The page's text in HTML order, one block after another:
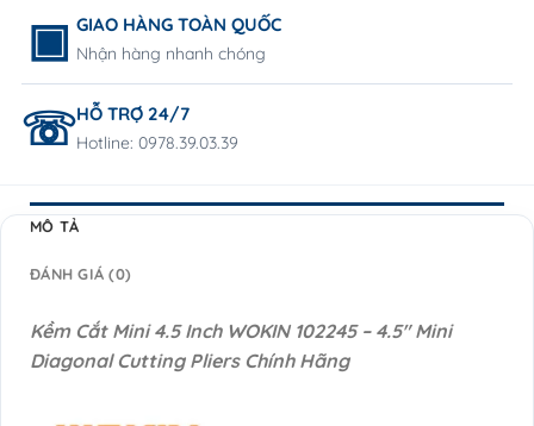
GIAO HÀNG TOÀN QUỐC
Nhận hàng nhanh chóng
HỖ TRỢ 24/7
Hotline: 0978.39.03.39
MÔ TẢ
ĐÁNH GIÁ (0)
Kềm Cắt Mini 4.5 Inch WOKIN 102245 – 4.5″ Mini
Diagonal Cutting Pliers Chính Hãng